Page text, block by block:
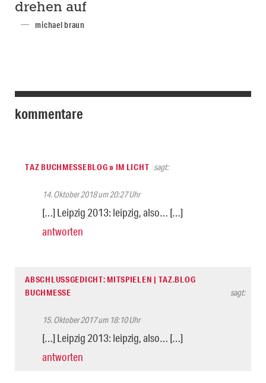
drehen auf
michael braun
kommentare
TAZ BUCHMESSEBLOG » IM LICHT sagt:
14. Oktober 2018 um 20:27 Uhr
[…] Leipzig 2013: leipzig, also… […]
antworten
ABSCHLUSSGEDICHT: MITSPIELEN | TAZ.BLOG
BUCHMESSE
sagt:
15. Oktober 2017 um 18:10 Uhr
[…] Leipzig 2013: leipzig, also… […]
antworten